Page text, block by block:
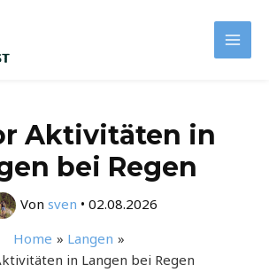
Main
Aktivitäten in
bei Regen
Von sven • 02.08.2026
Home
Langen
in Langen bei Regen